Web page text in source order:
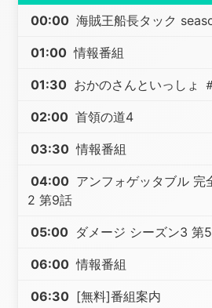
00:00 海賊王船長タック
01:00 情報番組
01:30 おかのさんといっしょ
02:00 首領の道4
03:30 情報番組
04:00 アンフォゲッタブル 完
2 第9話
05:00 ダメージ シーズン3 第
06:00 情報番組
06:30 [無料]番組案内